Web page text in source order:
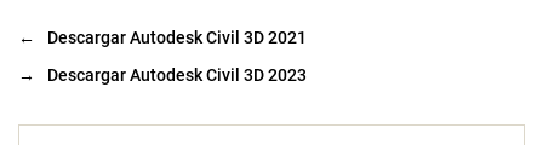
←
Descargar Autodesk Civil 3D 2021
→
Descargar Autodesk Civil 3D 2023